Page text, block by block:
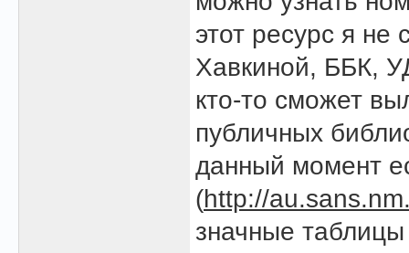
этот ресурс я
Хавкиной, ББК,
кто-то сможет
публичных
данный момент
(http://
значные таблицы